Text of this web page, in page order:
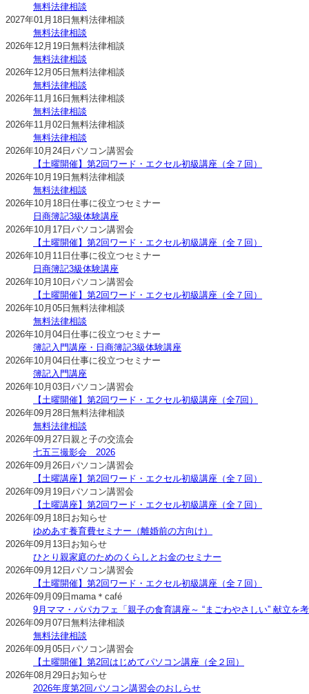
無料法律相談
2027年01月18日無料法律相談
無料法律相談
2026年12月19日無料法律相談
無料法律相談
2026年12月05日無料法律相談
無料法律相談
2026年11月16日無料法律相談
無料法律相談
2026年11月02日無料法律相談
無料法律相談
2026年10月24日パソコン講習会
【土曜開催】第2回ワード・エクセル初級講座（全７回）
2026年10月19日無料法律相談
無料法律相談
2026年10月18日仕事に役立つセミナー
日商簿記3級体験講座
2026年10月17日パソコン講習会
【土曜開催】第2回ワード・エクセル初級講座（全７回）
2026年10月11日仕事に役立つセミナー
日商簿記3級体験講座
2026年10月10日パソコン講習会
【土曜開催】第2回ワード・エクセル初級講座（全７回）
2026年10月05日無料法律相談
無料法律相談
2026年10月04日仕事に役立つセミナー
簿記入門講座・日商簿記3級体験講座
2026年10月04日仕事に役立つセミナー
簿記入門講座
2026年10月03日パソコン講習会
【土曜開催】第2回ワード・エクセル初級講座（全7回）
2026年09月28日無料法律相談
無料法律相談
2026年09月27日親と子の交流会
七五三撮影会 2026
2026年09月26日パソコン講習会
【土曜講座】第2回ワード・エクセル初級講座（全７回）
2026年09月19日パソコン講習会
【土曜講座】第2回ワード・エクセル初級講座（全７回）
2026年09月18日 お知らせ
ゆめあす養育費セミナー（離婚前の方向け）
2026年09月13日 お知らせ
ひとり親家庭のためのくらしとお金のセミナー
2026年09月12日パソコン講習会
【土曜開催】第2回ワード・エクセル初級講座（全７回）
2026年09月09日mama＊café
9月ママ・パパカフェ「親子の食育講座～ “まごわやさしい” 献立を
2026年09月07日無料法律相談
無料法律相談
2026年09月05日パソコン講習会
【土曜開催】第2回はじめてパソコン講座（全２回）
2026年08月29日 お知らせ
2026年度第2回パソコン講習会のおしらせ